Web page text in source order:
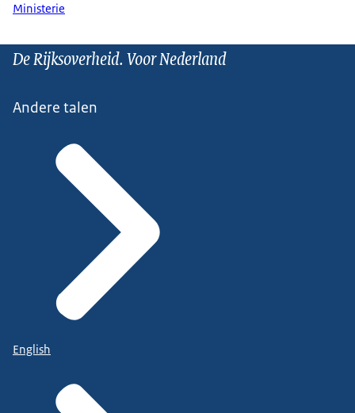
Ministerie
De Rijksoverheid. Voor Nederland
Andere talen
English